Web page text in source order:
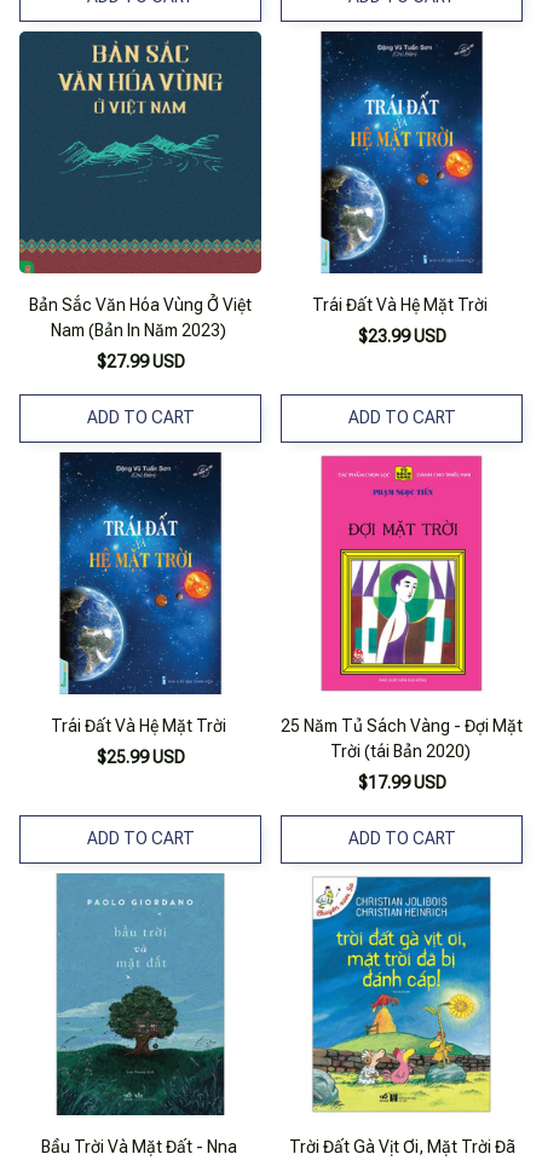
Bản Sắc Văn Hóa Vùng Ở Việt
Nam (Bản In Năm 2023)
$27.99 USD
ADD TO CART
Trái Đất Và Hệ Mặt Trời
$23.99 USD
ADD TO CART
Trái Đất Và Hệ Mặt Trời
$25.99 USD
ADD TO CART
25 Năm Tủ Sách Vàng - Đợi Mặt
Trời (tái Bản 2020)
$17.99 USD
ADD TO CART
Bầu Trời Và Mặt Đất - Nna
Trời Đất Gà Vịt Ơi, Mặt Trời Đã